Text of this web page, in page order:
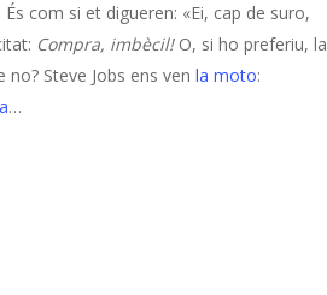
com si et digueren: «Ei, cap de suro,
Compra, imbècil!O, si ho preferiu, la
Steve Jobs ens ven la moto:
…